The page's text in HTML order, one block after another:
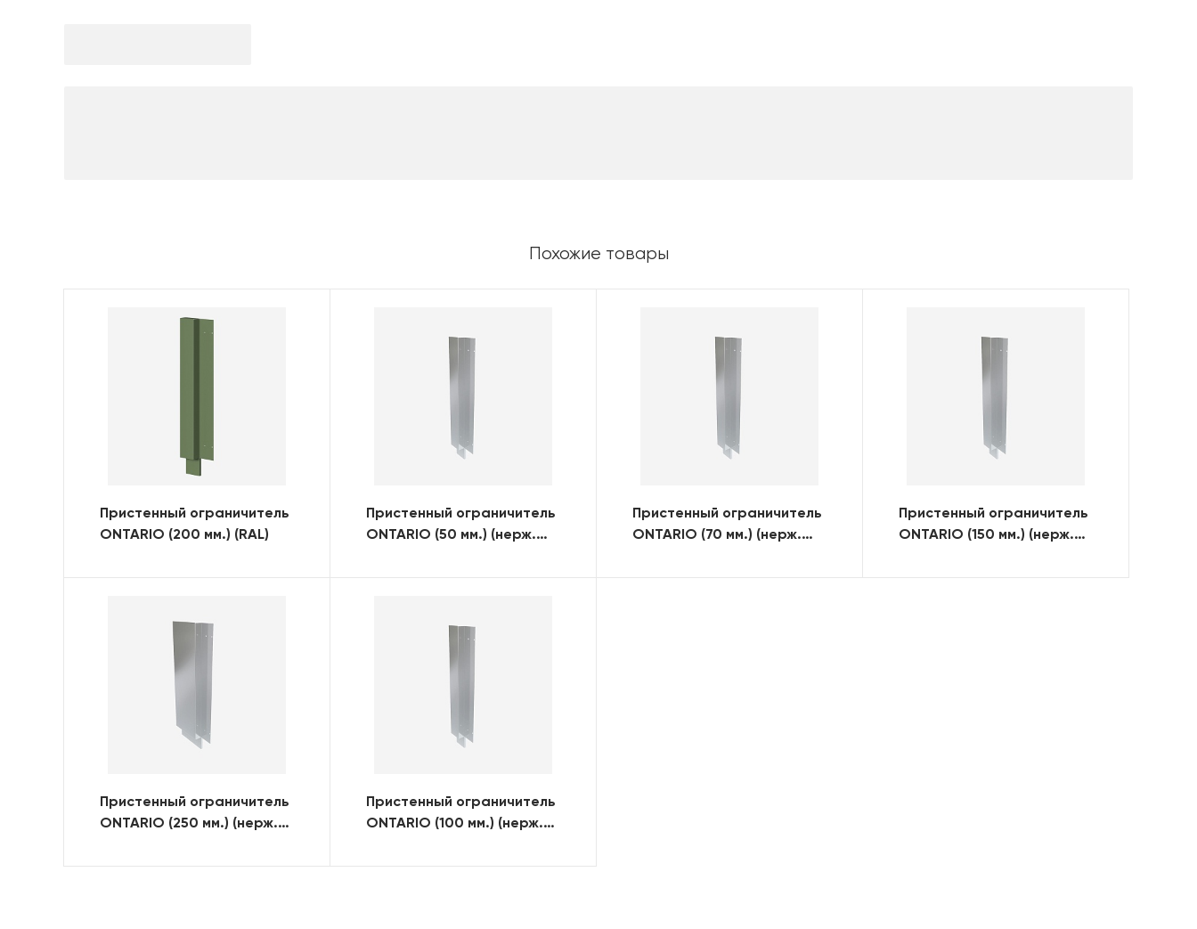
Похожие товары
Пристенный ограничитель
ONTARIO (200 мм.) (RAL)
Пристенный ограничитель
ONTARIO (50 мм.) (нерж.
Пристенный ограничитель
ONTARIO (70 мм.) (нерж.
Пристенный ограничитель
ONTARIO (150 мм.) (нерж.
Пристенный ограничитель
ONTARIO (250 мм.) (нерж.
Пристенный ограничитель
ONTARIO (100 мм.) (нерж.